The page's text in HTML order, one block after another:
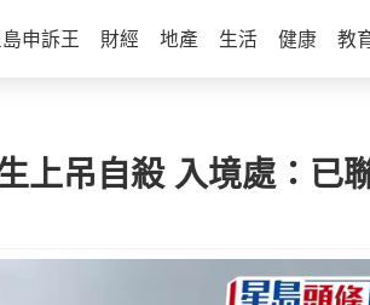
申訴王 財經 地產 生活 健康 教
上吊自殺 入境處：已